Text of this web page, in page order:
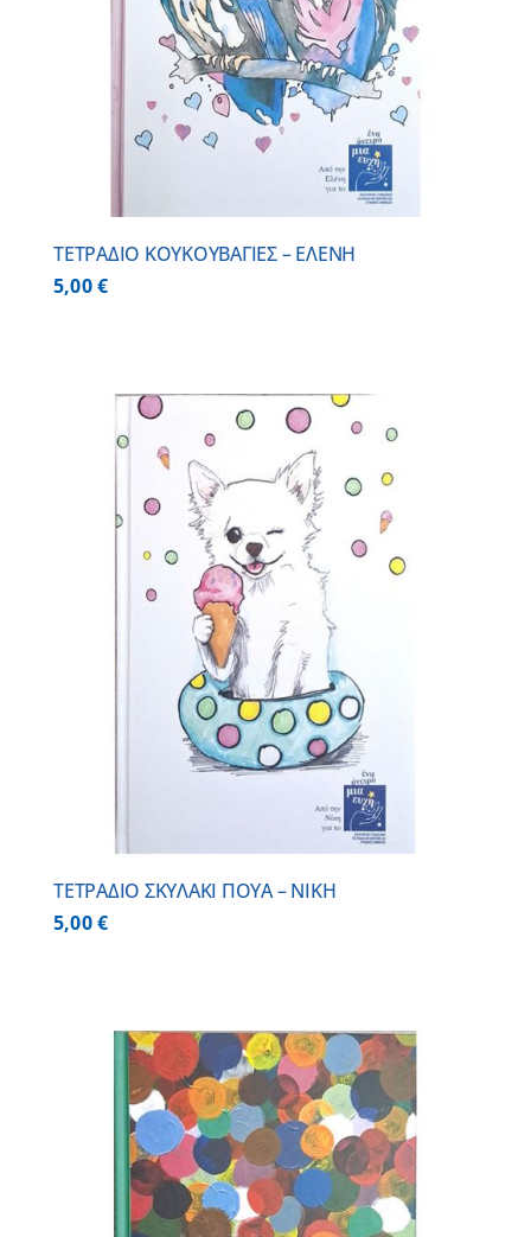
ΤΕΤΡΑΔΙΟ ΚΟΥΚΟΥΒΑΓΙΕΣ – ΕΛΕΝΗ
5,00€
ΤΕΤΡΑΔΙΟ ΣΚΥΛΑΚΙ ΠΟΥΑ – ΝΙΚΗ
5,00€